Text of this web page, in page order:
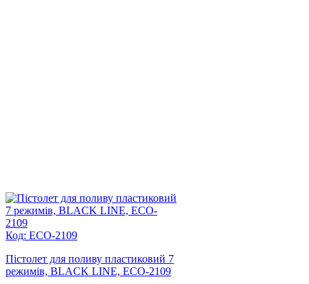
Код: ECO-2109
Пістолет для поливу пластиковий 7
режимів, BLACK LINE, ECO-2109